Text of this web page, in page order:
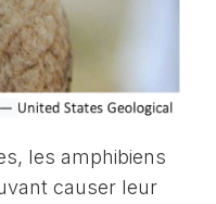
les amphibiens
causer leur